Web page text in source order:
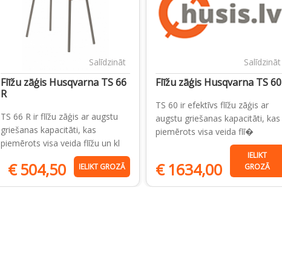
Salīdzināt
Flīžu zāģis Husqvarna TS 66
R
TS 66 R ir flīžu zāģis ar augstu
griešanas kapacitāti, kas
piemērots visa veida flīžu un kl
€ 504,50 IELIKT GROZĀ
Salīdzināt
Flīžu zāģis Husqvarna TS 60
TS 60 ir efektīvs flīžu zāģis ar
augstu griešanas kapacitāti, kas
piemērots visa veida flī�
€ 1634,00
IELIKT
GROZĀ